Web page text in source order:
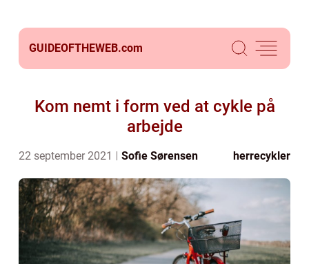
GUIDEOFTHEWEB.com
Kom nemt i form ved at cykle på
arbejde
22 september 2021 Sofie Sørensen herrecykler